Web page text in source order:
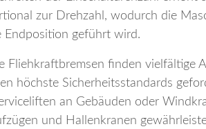
zur Drehzahl, wodurch die
Endposition geführt wird.
Fliehkraftbremsen finden vielfältige
höchste Sicherheitsstandards
an Gebäuden oder
und Hallenkranen